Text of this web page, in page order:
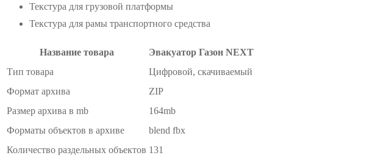
Текстура для грузовой платформы
Текстура для рамы транспортного средства
Название товара
Эвакуатор Газон NEXT
Тип товара
Цифровой, скачиваемый
Формат архива
ZIP
Размер архива в mb
164mb
Форматы объектов в архиве
blend fbx
Количество раздельных объектов 131